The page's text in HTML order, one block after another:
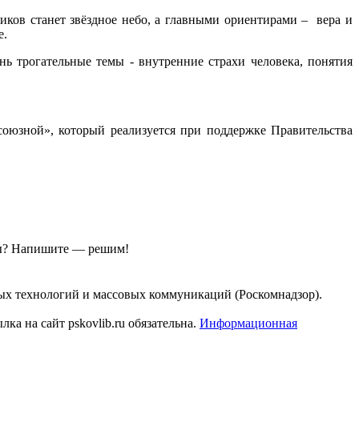
станет звёздное небо, а главными ориентирами – вера и
трогательные темы - внутренние страхи человека, понятия
который реализуется при поддержке Правительства
Напишите — решим!
технологий и массовых коммуникаций (Роскомнадзор).
на сайт pskovlib.ru обязательна. Информационная